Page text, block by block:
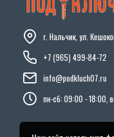
г. Нальчик, ул.
+7 (965) 499-84-72
info@podkluch07.ru
пн-сб: 09:00 - 18:00,